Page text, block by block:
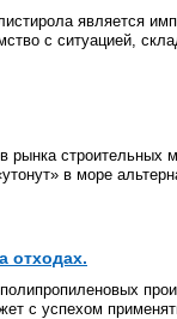
является
с ситуацией,
в море
отходах.
с успехом